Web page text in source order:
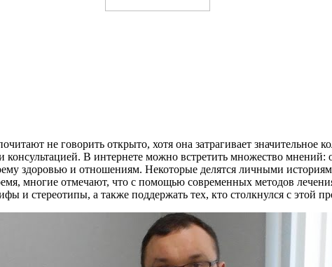
не говорить открыто, хотя она затрагивает
В интернете можно встретить множество мнений:
здоровью и отношениям. Некоторые делятся личными
многие отмечают, что с помощью современных методов
и стереотипы, а также поддержать тех, кто столкнулся с этой